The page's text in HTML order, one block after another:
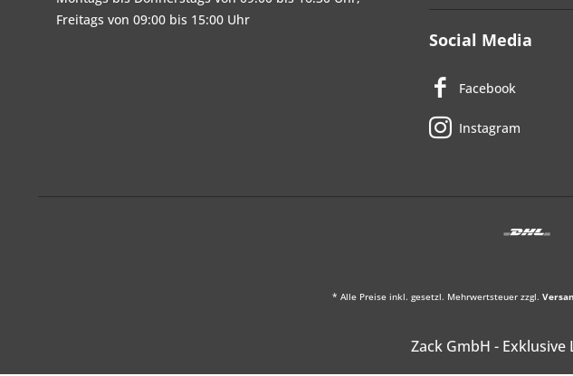
Freitags von 09:00 bis 15:00 Uhr
Social Media
Facebook
Instagram
* Alle Preise inkl. gesetzl. Mehrwertsteuer zzgl.
Zack GmbH -